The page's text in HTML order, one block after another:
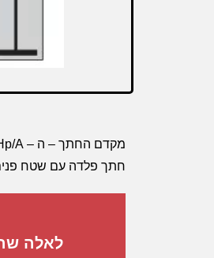
חתך פלדה עם שטח פנים
לאלה